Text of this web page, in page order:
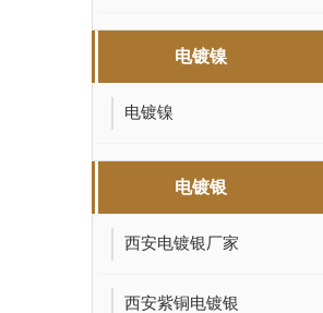
电镀镍
电镀镍
电镀银
西安电镀银厂家
西安紫铜电镀银